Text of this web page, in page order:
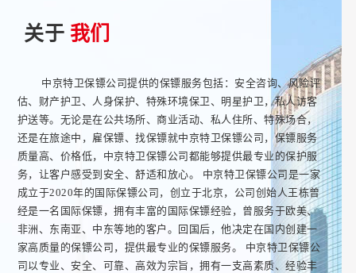
关于 我们
中京特卫保镖公司提供的保镖服务包括：安全咨询、风险评
估、财产护卫、人身保护、特殊环境保卫、明星护卫，私人访客
护送等。无论是在公共场所、商业活动、私人住所、特殊场合，
还是在旅途中，雇保镖、找保镖就中京特卫保镖公司，保镖服务
质量高、价格低，中京特卫保镖公司都能够提供最专业的保护服
务，让客户感受到安全、舒适和放心。 中京特卫保镖公司是一家
成立于2020年的国际保镖公司，创立于北京，公司创始人王栋曾
经是一名国际保镖，拥有丰富的国际保镖经验，曾服务于欧美、
非洲、东南亚、中东等地的客户。回国后，他决定在国内创建一
家高质量的保镖公司，提供最专业的保镖服务。 中京特卫保镖公
司以专业、安全、可靠、高效为宗旨，拥有一支高素质、经验丰